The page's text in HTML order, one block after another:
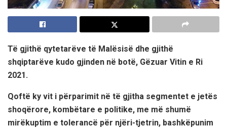
Të gjithë qytetarëve të Malësisë dhe gjithë
shqiptarëve kudo gjinden në botë, Gëzuar Vitin e Ri
2021.
Qoftë ky vit i përparimit në të gjitha segmentet e jetës
shoqërore, kombëtare e politike, me më shumë
mirëkuptim e tolerancë për njëri-tjetrin, bashkëpunim